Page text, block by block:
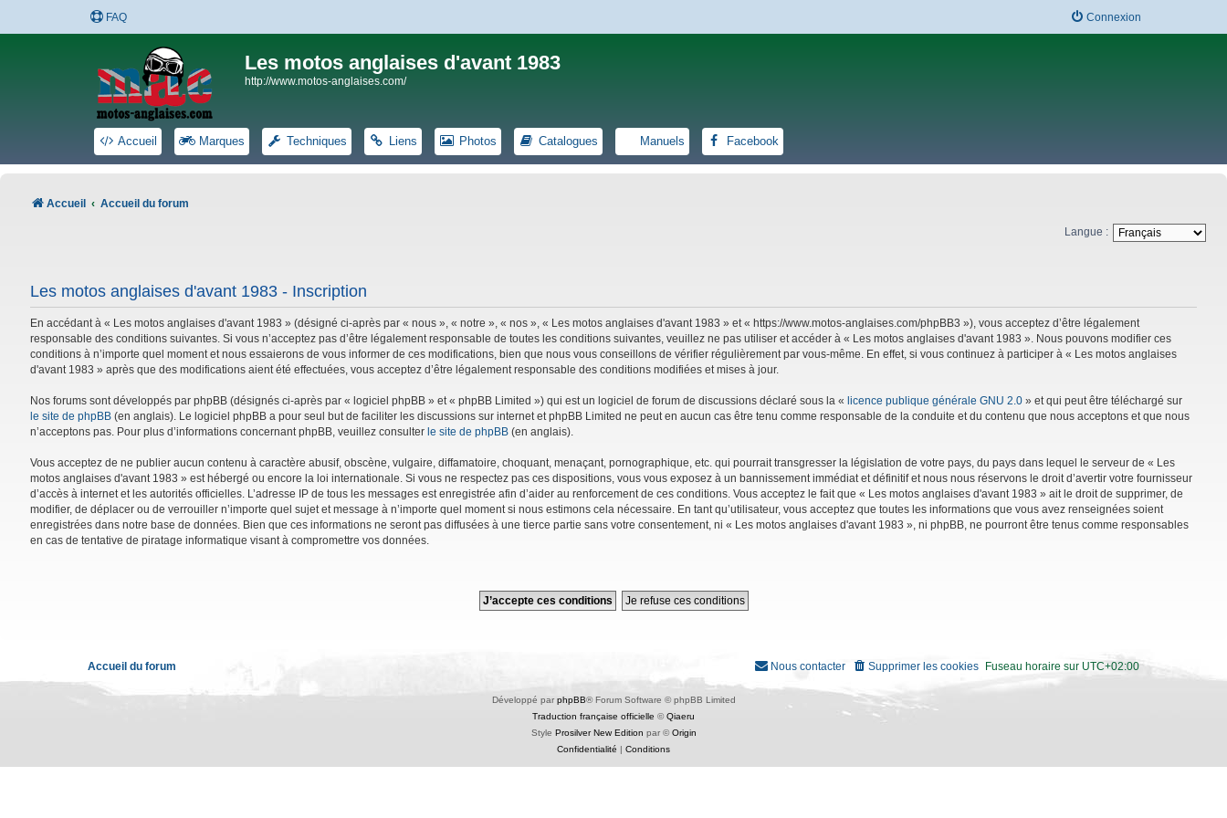
FAQ Connexion
Les motos anglaises d'avant 1983
http://www.motos-anglaises.com/
Accueil Marques Techniques Liens Photos Catalogues Manuels Facebook
Accueil Accueil du forum
Langue :
Les motos anglaises d'avant 1983 - Inscription
En accédant à « Les motos anglaises d'avant 1983 » (désigné ci-après par « nous », « notre », « nos », « Les motos anglaises d'avant 1983 » et « https://www.motos-anglaises.com/phpBB3 »), vous acceptez d’être légalement
responsable des conditions suivantes. Si vous n’acceptez pas d’être légalement responsable de toutes les conditions suivantes, veuillez ne pas utiliser et accéder à « Les motos anglaises d'avant 1983 ». Nous pouvons modifier ces
conditions à n’importe quel moment et nous essaierons de vous informer de ces modifications, bien que nous vous conseillons de vérifier régulièrement par vous-même. En effet, si vous continuez à participer à « Les motos anglaises
d'avant 1983 » après que des modifications aient été effectuées, vous acceptez d’être légalement responsable des conditions modifiées et mises à jour.
Nos forums sont développés par phpBB (désignés ci-après par « logiciel phpBB » et « phpBB Limited ») qui est un logiciel de forum de discussions déclaré sous la « licence publique générale GNU 2.0 » et qui peut être téléchargé sur
le site de phpBB (en anglais). Le logiciel phpBB a pour seul but de faciliter les discussions sur internet et phpBB Limited ne peut en aucun cas être tenu comme responsable de la conduite et du contenu que nous acceptons et que nous
n’acceptons pas. Pour plus d’informations concernant phpBB, veuillez consulter le site de phpBB (en anglais).
Vous acceptez de ne publier aucun contenu à caractère abusif, obscène, vulgaire, diffamatoire, choquant, menaçant, pornographique, etc. qui pourrait transgresser la législation de votre pays, du pays dans lequel le serveur de « Les
motos anglaises d'avant 1983 » est hébergé ou encore la loi internationale. Si vous ne respectez pas ces dispositions, vous vous exposez à un bannissement immédiat et définitif et nous nous réservons le droit d’avertir votre fournisseur
d’accès à internet et les autorités officielles. L’adresse IP de tous les messages est enregistrée afin d’aider au renforcement de ces conditions. Vous acceptez le fait que « Les motos anglaises d'avant 1983 » ait le droit de supprimer, de
modifier, de déplacer ou de verrouiller n’importe quel sujet et message à n’importe quel moment si nous estimons cela nécessaire. En tant qu’utilisateur, vous acceptez que toutes les informations que vous avez renseignées soient
enregistrées dans notre base de données. Bien que ces informations ne seront pas diffusées à une tierce partie sans votre consentement, ni « Les motos anglaises d'avant 1983 », ni phpBB, ne pourront être tenus comme responsables
en cas de tentative de piratage informatique visant à compromettre vos données.
Accueil du forum Fuseau horaire sur UTC+02:00
Supprimer les cookies
Nous contacter
Développé par phpBB® Forum Software © phpBB Limited
Traduction française officielle ©Qiaeru
Style Prosilver New Edition par ©Origin
Confidentialité | Conditions